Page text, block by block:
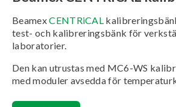
BeamexCENTRiCAL
test- och kalibreringsbänk för
laboratorier.
Den kan utrustas med MC6-WS
med moduler avsedda för